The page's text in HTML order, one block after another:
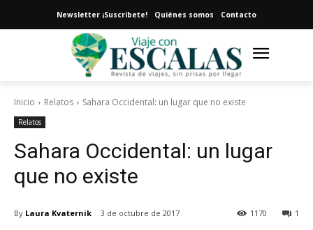
Newsletter ¡Suscríbete! Quiénes somos Contacto
Inicio Relatos Sahara Occidental: un lugar que no existe
Relatos
Sahara Occidental: un lugar
que no existe
By Laura Kvaternik 3 de octubre de 2017 1
1170